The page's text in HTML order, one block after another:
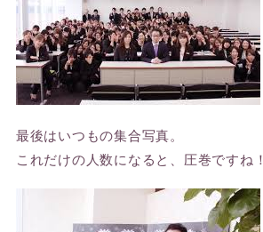
最後はいつもの集合写真。
これだけの人数になると、圧巻ですね！